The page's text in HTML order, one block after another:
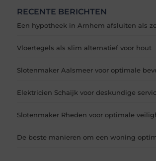
RECENTE BERICHTEN
Een hypotheek in Arnhem afsluiten als
Vloertegels als slim alternatief voor hout
Slotenmaker Aalsmeer voor optimale
Elektricien Schaijk voor deskundige
Slotenmaker Rheden voor optimale
De beste manieren om een woning